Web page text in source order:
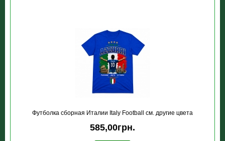
Футболка сборная Италии Italy Football см. другие цвета
585,00грн.